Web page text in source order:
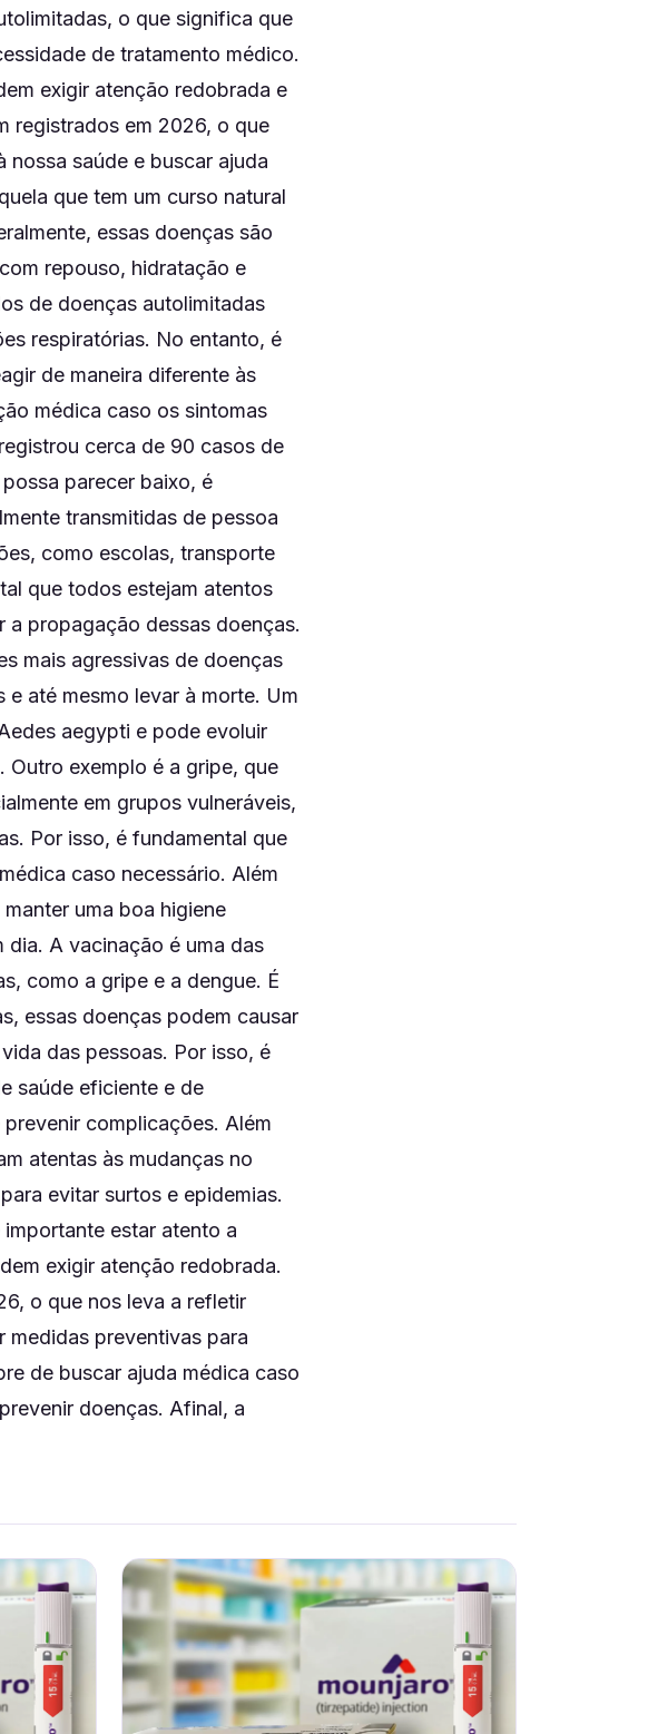
o que significa que
de tratamento médico.
exigir atenção redobrada e
registrados em 2026, o que
saúde e buscar ajuda
que tem um curso natural
essas doenças são
repouso, hidratação e
de doenças autolimitadas
respiratórias. No entanto, é
de maneira diferente às
médica caso os sintomas
cerca de 90 casos de
parecer baixo, é
transmitidas de pessoa
como escolas, transporte
que todos estejam atentos
a propagação dessas doenças.
mais agressivas de doenças
até mesmo levar à morte. Um
aegypti e pode evoluir
Outro exemplo é a gripe, que
em grupos vulneráveis,
Por isso, é fundamental que
caso necessário. Além
uma boa higiene
dia. A vacinação é uma das
como a gripe e a dengue. É
essas doenças podem causar
das pessoas. Por isso, é
saúde eficiente e de
complicações. Além
atentas às mudanças no
evitar surtos e epidemias.
estar atento a
exigir atenção redobrada.
o que nos leva a refletir
medidas preventivas para
de buscar ajuda médica caso
doenças. Afinal, a